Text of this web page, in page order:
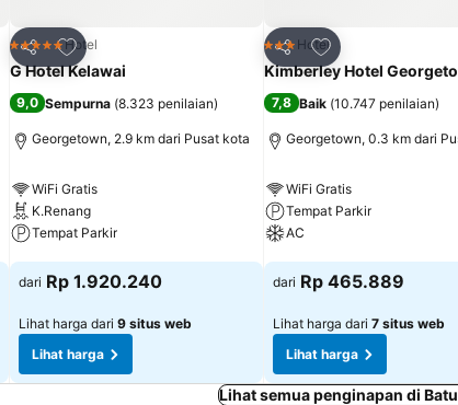
Bagikan
Tambahkan ke favorit
5 BintangHotel
G Hotel Kelawai
9,0 Sempurna (8.323 penilaian)
Georgetown, 2.9 km dari Pusat kota
WiFi Gratis
K.Renang
Tempat Parkir
Lihat harga
dari Rp 1.920.240
Lihat harga dari 9 situs web
Lihat harga
Bagikan
Tambahkan ke
3 Bintang
Hotel
Kimberley Hotel
7,8 Baik (10.747 penilaian)
Georgetown, 0.3 km dari
WiFi Gratis
Tempat Parkir
AC
Lihat harga
dari Rp 465.889
Lihat harga dari 7 situs web
Lihat harga
Lihat semua penginapan di